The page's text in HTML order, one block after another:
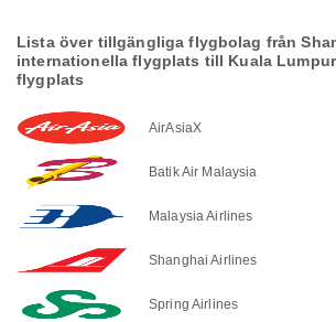
Lista över tillgängliga flygbolag från
internationella flygplats till Kuala
flygplats
AirAsiaX
Batik Air Malaysia
Malaysia Airlines
Shanghai Airlines
Spring Airlines